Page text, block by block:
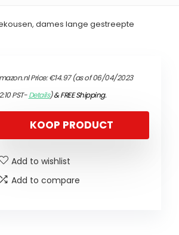
dames lange gestreepte
Price:€14.97(as of 06/04/2023
PST-Details)&FREE Shipping.
KOOP PRODUCT
Add to wishlist
Add to compare